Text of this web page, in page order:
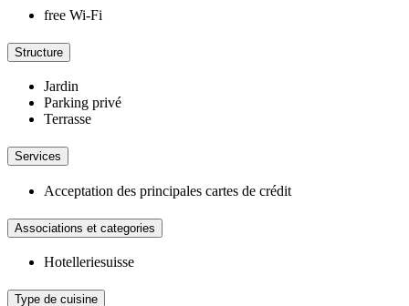
free Wi-Fi
Structure
Jardin
Parking privé
Terrasse
Services
Acceptation des principales cartes de crédit
Associations et categories
Hotelleriesuisse
Type de cuisine